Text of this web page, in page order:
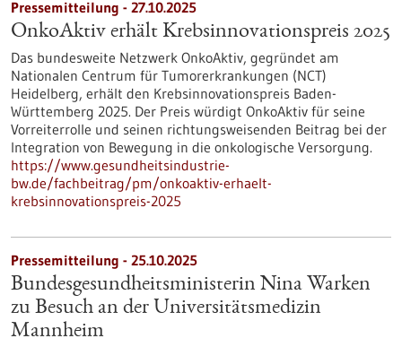
Pressemitteilung - 27.10.2025
OnkoAktiv erhält Krebsinnovationspreis 2025
Das bundesweite Netzwerk OnkoAktiv, gegründet am
Nationalen Centrum für Tumorerkrankungen (NCT)
Heidelberg, erhält den Krebsinnovationspreis Baden-
Württemberg 2025. Der Preis würdigt OnkoAktiv für seine
Vorreiterrolle und seinen richtungsweisenden Beitrag bei der
Integration von Bewegung in die onkologische Versorgung.
https://www.gesundheitsindustrie-
bw.de/fachbeitrag/pm/onkoaktiv-erhaelt-
krebsinnovationspreis-2025
Pressemitteilung - 25.10.2025
Bundesgesundheitsministerin Nina Warken
zu Besuch an der Universitätsmedizin
Mannheim